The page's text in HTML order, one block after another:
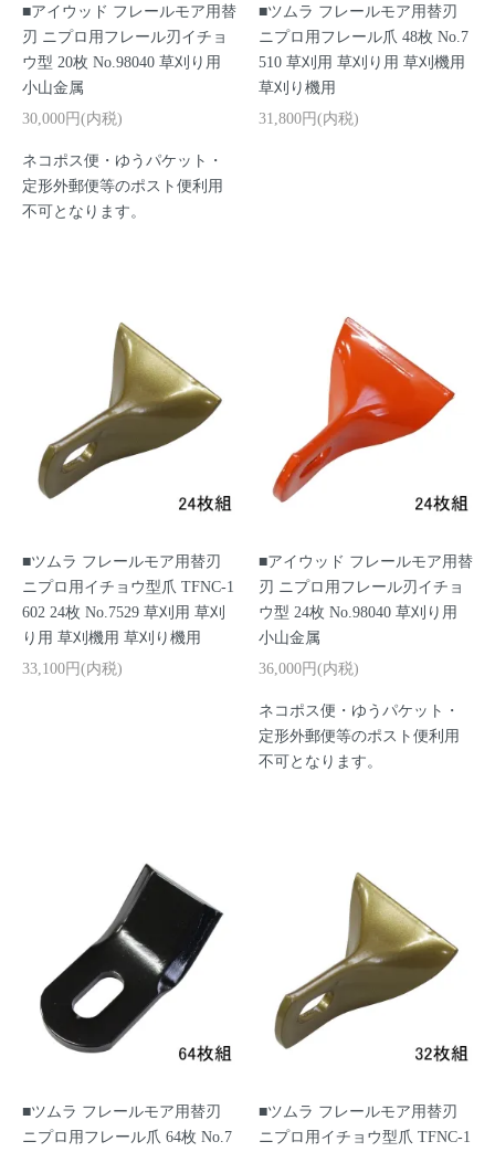
■アイウッド フレールモア用替
刃 ニプロ用フレール刃イチョ
ウ型 20枚 No.98040 草刈り用
小山金属
30,000円(内税)
ネコポス便・ゆうパケット・
定形外郵便等のポスト便利用
不可となります。
■ツムラ フレールモア用替刃
ニプロ用フレール爪 48枚 No.7
510 草刈用 草刈り用 草刈機用
草刈り機用
31,800円(内税)
■ツムラ フレールモア用替刃
ニプロ用イチョウ型爪 TFNC-1
602 24枚 No.7529 草刈用 草刈
り用 草刈機用 草刈り機用
33,100円(内税)
■アイウッド フレールモア用替
刃 ニプロ用フレール刃イチョ
ウ型 24枚 No.98040 草刈り用
小山金属
36,000円(内税)
ネコポス便・ゆうパケット・
定形外郵便等のポスト便利用
不可となります。
■ツムラ フレールモア用替刃
ニプロ用フレール爪 64枚 No.7
■ツムラ フレールモア用替刃
ニプロ用イチョウ型爪 TFNC-1